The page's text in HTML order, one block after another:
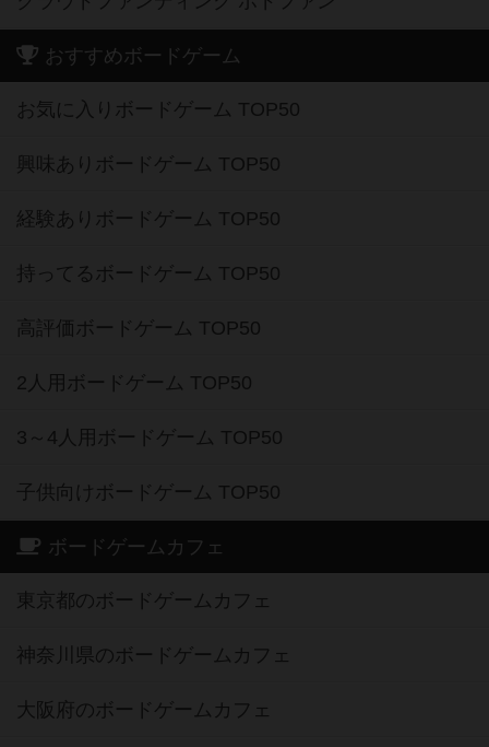
おすすめボードゲーム
お気に入りボードゲーム TOP50
興味ありボードゲーム TOP50
経験ありボードゲーム TOP50
持ってるボードゲーム TOP50
高評価ボードゲーム TOP50
2人用ボードゲーム TOP50
3～4人用ボードゲーム TOP50
子供向けボードゲーム TOP50
ボードゲームカフェ
東京都のボードゲームカフェ
神奈川県のボードゲームカフェ
大阪府のボードゲームカフェ